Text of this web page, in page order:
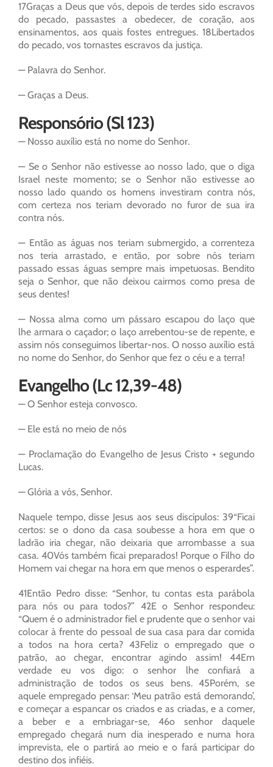
17Graças a Deus que vós, depois de terdes sido escravos
do pecado, passastes a obedecer, de coração, aos
ensinamentos, aos quais fostes entregues. 18Libertados
do pecado, vos tornastes escravos da justiça.
— Palavra do Senhor.
— Graças a Deus.
Responsório (Sl 123)
— Nosso auxílio está no nome do Senhor.
— Se o Senhor não estivesse ao nosso lado, que o diga
Israel neste momento; se o Senhor não estivesse ao
nosso lado quando os homens investiram contra nós,
com certeza nos teriam devorado no furor de sua ira
contra nós.
— Então as águas nos teriam submergido, a correnteza
nos teria arrastado, e então, por sobre nós teriam
passado essas águas sempre mais impetuosas. Bendito
seja o Senhor, que não deixou cairmos como presa de
seus dentes!
— Nossa alma como um pássaro escapou do laço que
lhe armara o caçador; o laço arrebentou-se de repente, e
assim nós conseguimos libertar-nos. O nosso auxílio está
no nome do Senhor, do Senhor que fez o céu e a terra!
Evangelho (Lc 12,39-48)
— O Senhor esteja convosco.
— Ele está no meio de nós
— Proclamação do Evangelho de Jesus Cristo + segundo
Lucas.
— Glória a vós, Senhor.
Naquele tempo, disse Jesus aos seus discípulos: 39“Ficai
certos: se o dono da casa soubesse a hora em que o
ladrão iria chegar, não deixaria que arrombasse a sua
casa. 40Vós também ficai preparados! Porque o Filho do
Homem vai chegar na hora em que menos o esperardes”.
41Então Pedro disse: “Senhor, tu contas esta parábola
para nós ou para todos?” 42E o Senhor respondeu:
“Quem é o administrador fiel e prudente que o senhor vai
colocar à frente do pessoal de sua casa para dar comida
a todos na hora certa? 43Feliz o empregado que o
patrão, ao chegar, encontrar agindo assim! 44Em
verdade eu vos digo: o senhor lhe confiará a
administração de todos os seus bens. 45Porém, se
aquele empregado pensar: ‘Meu patrão está demorando’,
e começar a espancar os criados e as criadas, e a comer,
a beber e a embriagar-se, 46o senhor daquele
empregado chegará num dia inesperado e numa hora
imprevista, ele o partirá ao meio e o fará participar do
destino dos infiéis.